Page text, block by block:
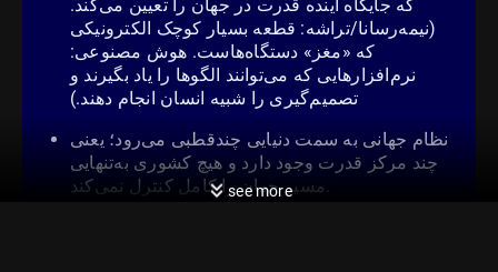
که جایگاه آینده قدرت در جهان را تعیین می‌کند.
(نیمه‌رسانا/تراشه: قطعه بسیار کوچک الکترونیکی
که «مغز» دستگاه‌هاست. هوش مصنوعی:
نرم‌افزارهایی که می‌توانند الگوها را یاد بگیرند و
تصمیم‌گیری را شبیه انسان انجام دهند.)
نظام جهانی به سمت دنیایی چندقطبی می‌رود؛ یعنی
چند مرکز قدرت وجود دارد و هیچ کشوری به‌تنهایی
see more